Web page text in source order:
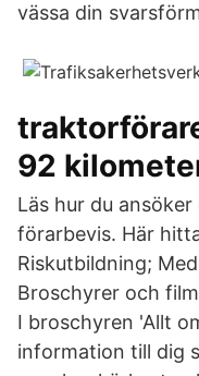
vässa din
92
Läs hur du
förarbevis. Här
Riskutbildning;
Broschyrer och
I broschyren 'Allt
information till dig